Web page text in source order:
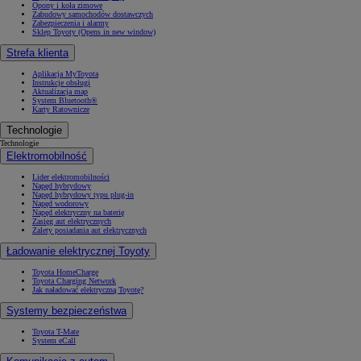
Opony i koła zimowe
Zabudowy samochodów dostawczych
Zabezpieczenia i alarmy
Sklep Toyoty (Opens in new window)
Strefa klienta
Aplikacja MyToyota
Instrukcje obsługi
Aktualizacja map
System Bluetooth®
Karty Ratownicze
Technologie
Technologie
Elektromobilność
Lider elektromobilności
Napęd hybrydowy
Napęd hybrydowy typu plug-in
Napęd wodorowy
Napęd elektryczny na baterię
Zasięg aut elektrycznych
Zalety posiadania aut elektrycznych
Ładowanie elektrycznej Toyoty
Toyota HomeCharge
Toyota Charging Network
Jak naładować elektryczną Toyotę?
Systemy bezpieczeństwa
Toyota T-Mate
System eCall